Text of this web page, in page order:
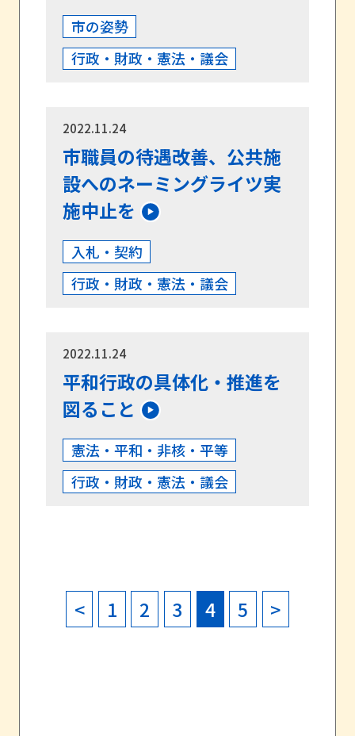
市の姿勢
行政・財政・憲法・議会
2022.11.24
市職員の待遇改善、公共施
設へのネーミングライツ実
施中止を
入札・契約
行政・財政・憲法・議会
2022.11.24
平和行政の具体化・推進を
図ること
憲法・平和・非核・平等
行政・財政・憲法・議会
< 1 2 3 4 5 >